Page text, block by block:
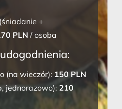
+
PLN / osoba
(na wieczór): 150 PLN
jednorazowo): 210